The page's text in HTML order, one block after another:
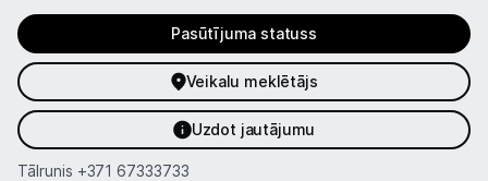
Piegāde un apmaksa
Tehnikas izvešana
Pasūtījuma statuss
Veikalu meklētājs
Uzdot jautājumu
Tālrunis +371 67333733